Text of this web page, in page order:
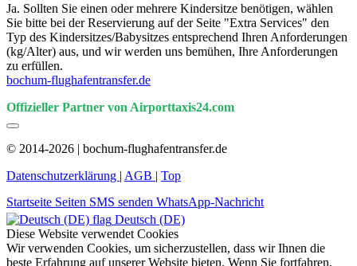
Ja. Sollten Sie einen oder mehrere Kindersitze benötigen, wählen
Sie bitte bei der Reservierung auf der Seite "Extra Services" den
Typ des Kindersitzes/Babysitzes entsprechend Ihren Anforderungen
(kg/Alter) aus, und wir werden uns bemühen, Ihre Anforderungen
zu erfüllen.
bochum-flughafentransfer.de
Offizieller Partner von Airporttaxis24.com
© 2014-2026 | bochum-flughafentransfer.de
Datenschutzerklärung | AGB | Top
Startseite Seiten SMS senden WhatsApp-Nachricht
Deutsch (DE)
Diese Website verwendet Cookies
Wir verwenden Cookies, um sicherzustellen, dass wir Ihnen die
beste Erfahrung auf unserer Website bieten. Wenn Sie fortfahren,